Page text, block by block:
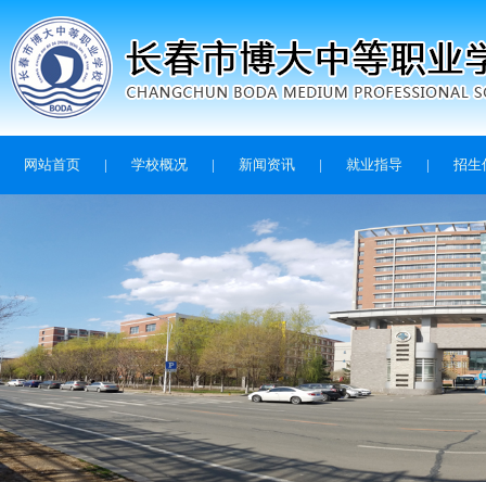
网站首页 | 学校概况 | 新闻资讯 | 就业指导 | 招生